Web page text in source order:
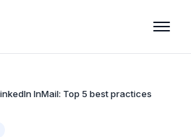
InMail: Top 5 best practices